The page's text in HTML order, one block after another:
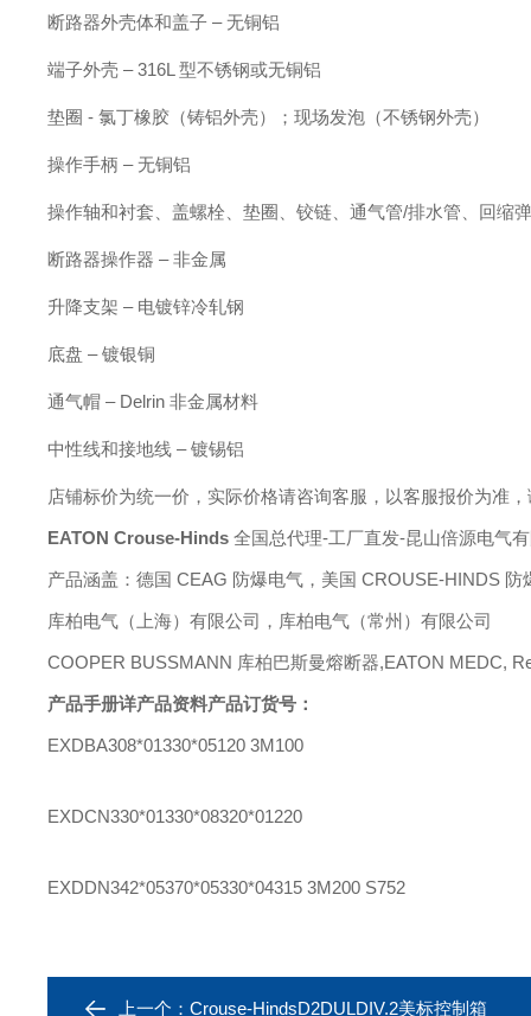
断路器外壳体和盖子 – 无铜铝
端子外壳 – 316L 型不锈钢或无铜铝
垫圈 - 氯丁橡胶（铸铝外壳）；现场发泡（不锈钢外壳）
操作手柄 – 无铜铝
操作轴和衬套、盖螺栓、垫圈、铰链、通气管/排水管、回缩
断路器操作器 – 非金属
升降支架 – 电镀锌冷轧钢
底盘 – 镀银铜
通气帽 – Delrin 非金属材料
中性线和接地线 – 镀锡铝
店铺标价为统一价，实际价格请咨询客服，以客服报价为准
EATON Crouse-Hinds 全国总代理-工厂直发-昆山倍源电气
产品涵盖：德国 CEAG 防爆电气，美国 CROUSE-HINDS 防
库柏电气（上海）有限公司，库柏电气（常州）有限公司
COOPER BUSSMANN 库柏巴斯曼熔断器,EATON MEDC,
产品手册详产品资料产品订货号：
EXDBA308*01330*05120 3M100
EXDCN330*01330*08320*01220
EXDDN342*05370*05330*04315 3M200 S752
上一个： Crouse-HindsD2DULDIV.2美标控制箱